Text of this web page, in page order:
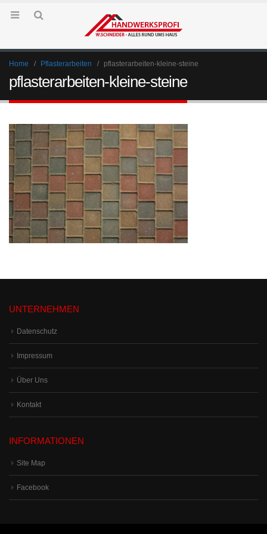
Home Pflasterarbeiten pflasterarbeiten-kleine-steine
pflasterarbeiten-kleine-steine
UNTERNEHMEN
Datenschutz
Impressum
Über Uns
Kontakt
INFORMATIONEN
Site Map
Facebook